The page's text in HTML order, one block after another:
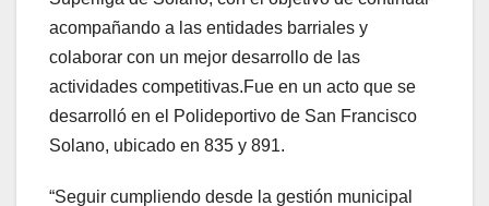
acompañando a las entidades barriales y
colaborar con un mejor desarrollo de las
actividades competitivas.Fue en un acto que se
desarrolló en el Polideportivo de San Francisco
Solano, ubicado en 835 y 891.
“Seguir cumpliendo desde la gestión municipal